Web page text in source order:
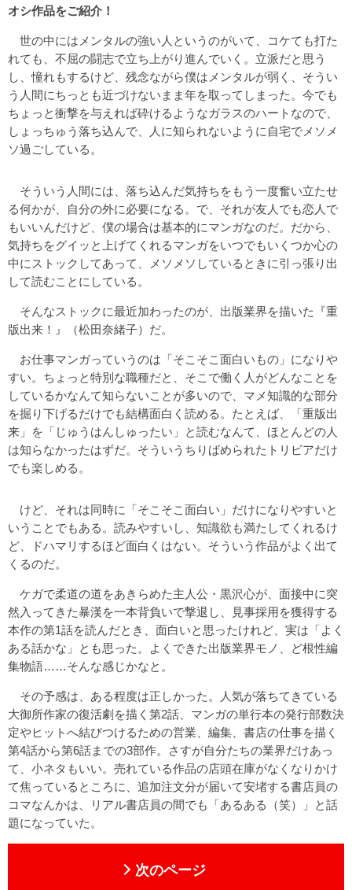
オシ作品をご紹介！
世の中にはメンタルの強い人というのがいて、コケても打た
れても、不屈の闘志で立ち上がり進んでいく。立派だと思う
し、憧れもするけど、残念ながら僕はメンタルが弱く、そうい
う人間にちっとも近づけないまま年を取ってしまった。今でも
ちょっと衝撃を与えれば砕けるようなガラスのハートなので、
しょっちゅう落ち込んで、人に知られないように自宅でメソメ
ソ過ごしている。
そういう人間には、落ち込んだ気持ちをもう一度奮い立たせ
る何かが、自分の外に必要になる。で、それが友人でも恋人で
もいいんだけど、僕の場合は基本的にマンガなのだ。だから、
気持ちをグイッと上げてくれるマンガをいつでもいくつか心の
中にストックしてあって、メソメソしているときに引っ張り出
して読むことにしている。
そんなストックに最近加わったのが、出版業界を描いた『重
版出来！』（松田奈緒子）だ。
お仕事マンガっていうのは「そこそこ面白いもの」になりや
すい。ちょっと特別な職種だと、そこで働く人がどんなことを
しているかなんて知らないことが多いので、マメ知識的な部分
を掘り下げるだけでも結構面白く読める。たとえば、「重版出
来」を「じゅうはんしゅったい」と読むなんて、ほとんどの人
は知らなかったはずだ。そういうちりばめられたトリビアだけ
でも楽しめる。
けど、それは同時に「そこそこ面白い」だけになりやすいと
いうことでもある。読みやすいし、知識欲も満たしてくれるけ
ど、ドハマリするほど面白くはない。そういう作品がよく出て
くるのだ。
ケガで柔道の道をあきらめた主人公・黒沢心が、面接中に突
然入ってきた暴漢を一本背負いで撃退し、見事採用を獲得する
本作の第1話を読んだとき、面白いと思ったけれど、実は「よく
ある話かな」とも思った。よくできた出版業界モノ、ど根性編
集物語……そんな感じかなと。
その予感は、ある程度は正しかった。人気が落ちてきている
大御所作家の復活劇を描く第2話、マンガの単行本の発行部数決
定やヒットへ結びつけるための営業、編集、書店の仕事を描く
第4話から第6話までの3部作。さすが自分たちの業界だけあっ
て、小ネタもいい。売れている作品の店頭在庫がなくなりかけ
て焦っているところに、追加注文分が届いて安堵する書店員の
コマなんかは、リアル書店員の間でも「あるある（笑）」と話
題になっていた。
次のページ